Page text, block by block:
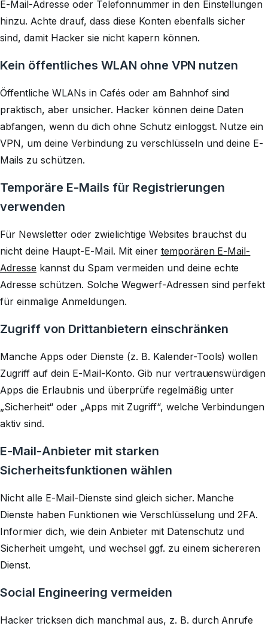
E-Mail-Adresse oder Telefonnummer in den Einstellungen
hinzu. Achte drauf, dass diese Konten ebenfalls sicher
sind, damit Hacker sie nicht kapern können.
Kein öffentliches WLAN ohne VPN nutzen
Öffentliche WLANs in Cafés oder am Bahnhof sind
praktisch, aber unsicher. Hacker können deine Daten
abfangen, wenn du dich ohne Schutz einloggst. Nutze ein
VPN, um deine Verbindung zu verschlüsseln und deine E-
Mails zu schützen.
Temporäre E-Mails für Registrierungen
verwenden
Für Newsletter oder zwielichtige Websites brauchst du
nicht deine Haupt-E-Mail. Mit einer temporären E-Mail-
Adresse kannst du Spam vermeiden und deine echte
Adresse schützen. Solche Wegwerf-Adressen sind perfekt
für einmalige Anmeldungen.
Zugriff von Drittanbietern einschränken
Manche Apps oder Dienste (z. B. Kalender-Tools) wollen
Zugriff auf dein E-Mail-Konto. Gib nur vertrauenswürdigen
Apps die Erlaubnis und überprüfe regelmäßig unter
„Sicherheit“ oder „Apps mit Zugriff“, welche Verbindungen
aktiv sind.
E-Mail-Anbieter mit starken
Sicherheitsfunktionen wählen
Nicht alle E-Mail-Dienste sind gleich sicher. Manche
Dienste haben Funktionen wie Verschlüsselung und 2FA.
Informier dich, wie dein Anbieter mit Datenschutz und
Sicherheit umgeht, und wechsel ggf. zu einem sichereren
Dienst.
Social Engineering vermeiden
Hacker tricksen dich manchmal aus, z. B. durch Anrufe